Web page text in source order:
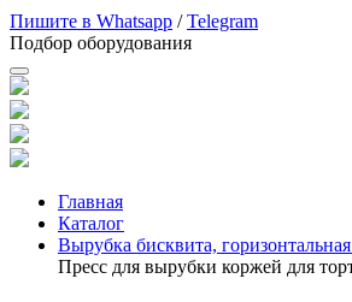
Пишите в Whatsapp /Telegram
Подбор оборудования
Главная
Каталог
Вырубка бисквита,
Пресс для вырубки коржей для